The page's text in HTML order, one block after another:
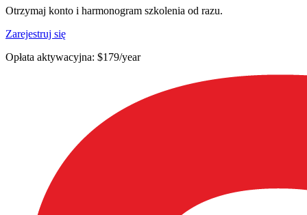
Otrzymaj konto i harmonogram szkolenia od razu.
Zarejestruj się
Opłata aktywacyjna: $179/year